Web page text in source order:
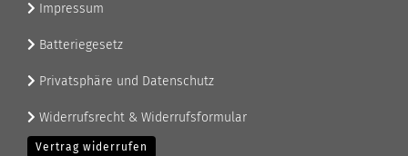
Impressum
Batteriegesetz
Privatsphäre und Datenschutz
Widerrufsrecht & Widerrufsformular
Vertrag widerrufen